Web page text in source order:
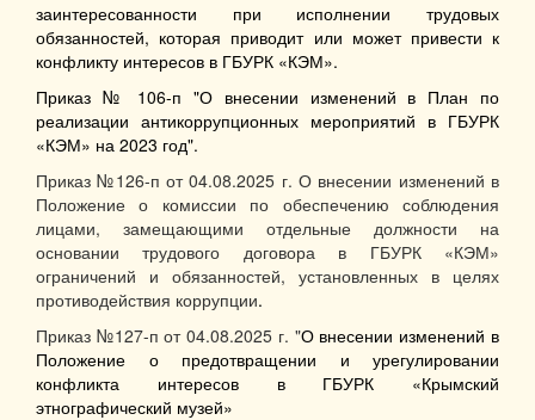
заинтересованности при исполнении трудовых
обязанностей, которая приводит или может привести к
конфликту интересов в ГБУРК «КЭМ».
Приказ № 106-п "О внесении изменений в План по
реализации антикоррупционных мероприятий в ГБУРК
«КЭМ» на 2023 год".
Приказ №126-п от 04.08.2025 г. О внесении изменений в
Положение о комиссии по обеспечению соблюдения
лицами, замещающими отдельные должности на
основании трудового договора в ГБУРК «КЭМ»
ограничений и обязанностей, установленных в целях
противодействия коррупции.
Приказ №127-п от 04.08.2025 г. "О внесении изменений в
Положение о предотвращении и урегулировании
конфликта интересов в ГБУРК «Крымский
этнографический музей»